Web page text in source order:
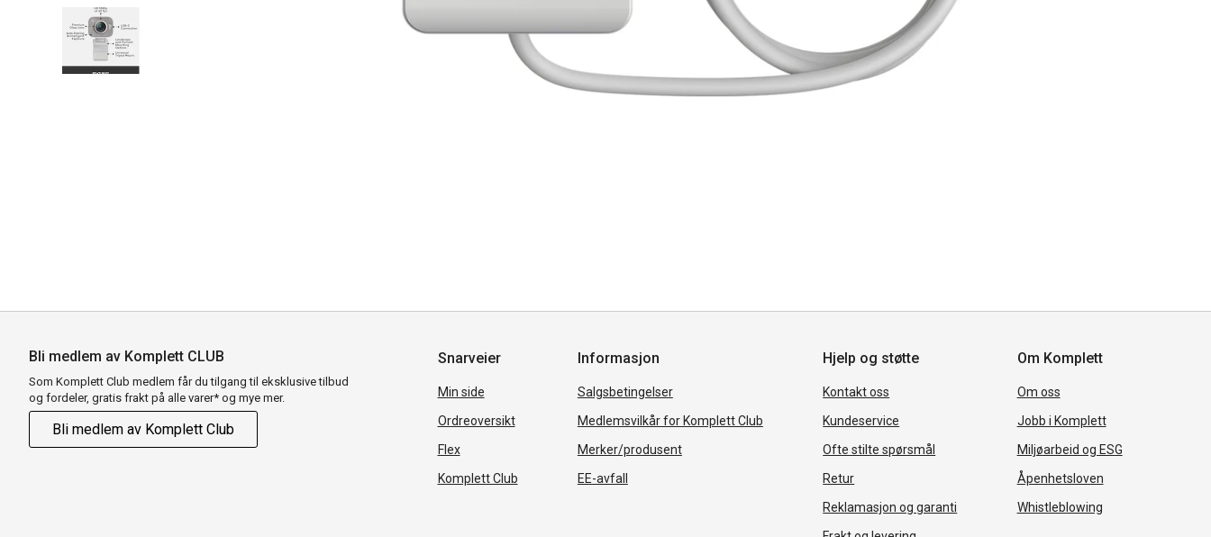
Bli medlem av Komplett CLUB
Som Komplett Club medlem får du tilgang til eksklusive tilbud
og fordeler, gratis frakt på alle varer* og mye mer.
Bli medlem av Komplett Club
Snarveier
Min side
Ordreoversikt
Flex
Komplett Club
Informasjon
Salgsbetingelser
Medlemsvilkår for Komplett Club
Merker/produsent
EE-avfall
Hjelp og støtte
Kontakt oss
Kundeservice
Ofte stilte spørsmål
Retur
Reklamasjon og garanti
Om Komplett
Om oss
Jobb i Komplett
Miljøarbeid og ESG
Åpenhetsloven
Whistleblowing